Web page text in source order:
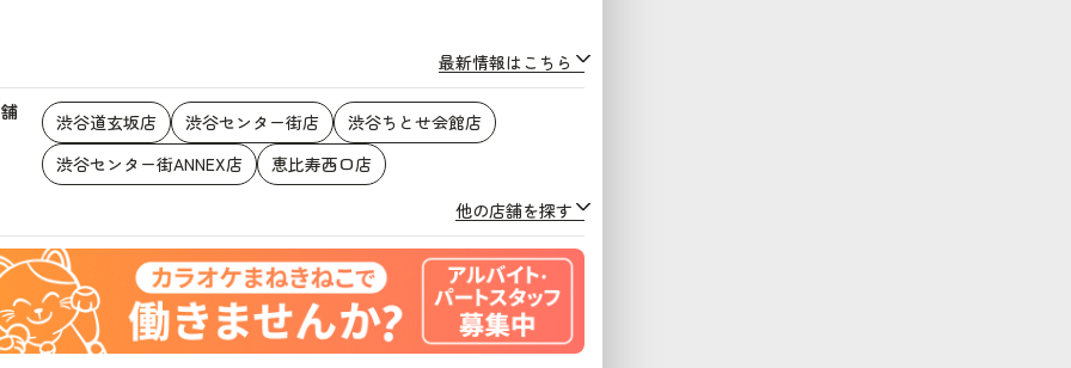
最新情報はこちら
渋谷道玄坂店 渋谷センター街店
渋谷ちとせ会館店
渋谷センター街ANNEX店
恵比寿西口店
他の店舗を探す